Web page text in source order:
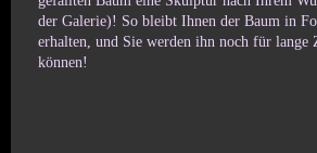
der Galerie)! So bleibt Ihnen der Baum in
erhalten, und Sie werden ihn noch für lange
können!